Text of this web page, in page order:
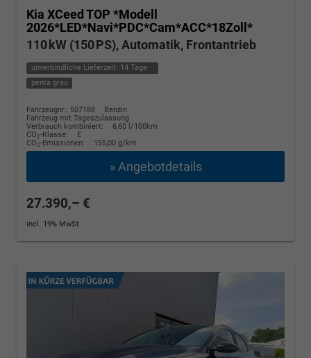
Kia XCeed TOP *Modell
2026*LED*Navi*PDC*Cam*ACC*18Zoll*
110 kW (150 PS), Automatik, Frontantrieb
unverbindliche Lieferzeit: 14 Tage
penta grau
Fahrzeugnr.: 507188
Benzin
Fahrzeug mit Tageszulassung
Verbrauch kombiniert:
6,60 l/100km
CO2-Klasse:
E
CO2-Emissionen: 155,00 g/km
» Angebotdetails
27.390,– €
incl. 19% MwSt.